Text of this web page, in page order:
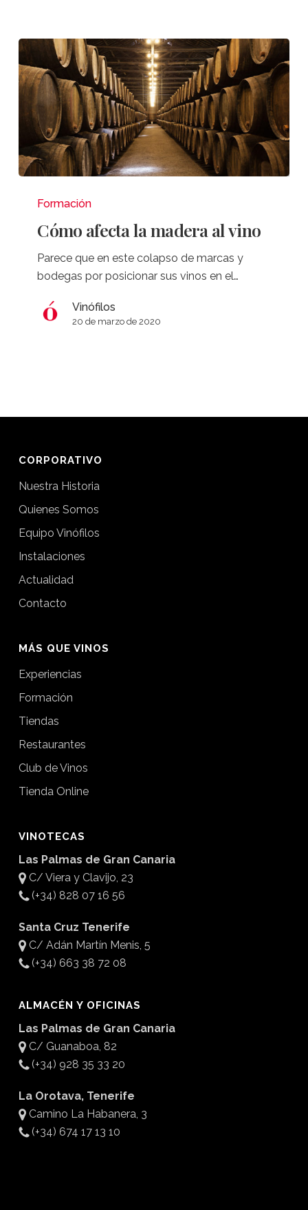
afecta
madera
vino
Formación
Cómo afecta la madera al vino
Parece que en este colapso de marcas y
bodegas por posicionar sus vinos en el…
Vinófilos
20 de marzo de 2020
CORPORATIVO
Nuestra Historia
Quienes Somos
Equipo Vinófilos
Instalaciones
Actualidad
Contacto
MÁS QUE VINOS
Experiencias
Formación
Tiendas
Restaurantes
Club de Vinos
Tienda Online
VINOTECAS
Las Palmas de Gran Canaria
C/ Viera y Clavijo, 23
(+34) 828 07 16 56
Santa Cruz Tenerife
C/ Adán Martín Menis, 5
(+34) 663 38 72 08
ALMACÉN Y OFICINAS
Las Palmas de Gran Canaria
C/ Guanaboa, 82
(+34) 928 35 33 20
La Orotava, Tenerife
Camino La Habanera, 3
(+34) 674 17 13 10